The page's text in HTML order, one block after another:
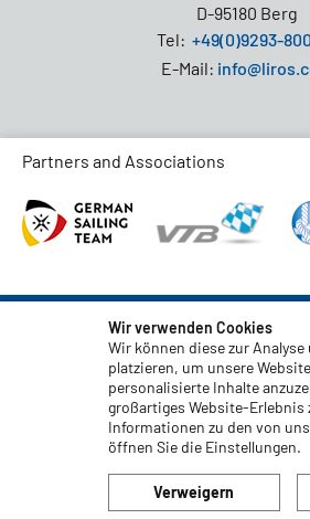
D-95180 Berg
Tel: +49(0)9293-
E-Mail:
Partners and Associations
AGB
Datenschutz
Impressum
Code of Conduct
Wir verwenden Cookies
Wir können diese zur
platzieren, um unsere
personalisierte Inhalte
großartiges Website-Erlebnis
Informationen zu den von
öffnen Sie die Einstellungen.
Verweigern